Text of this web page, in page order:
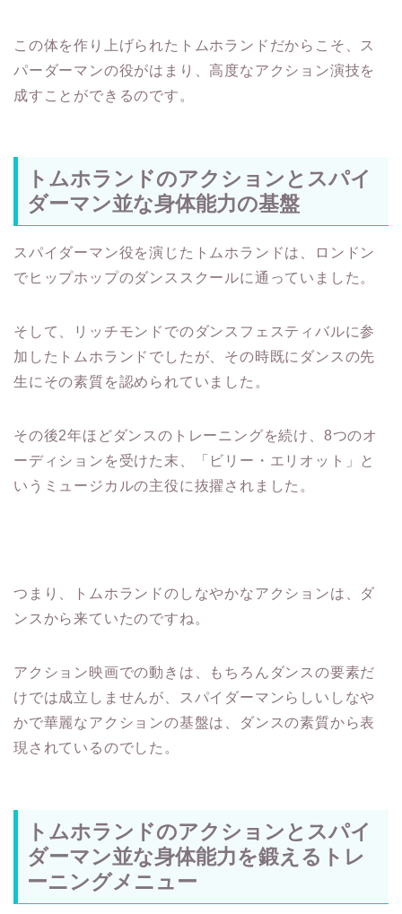
この体を作り上げられたトムホランドだからこそ、ス
パーダーマンの役がはまり、高度なアクション演技を
成すことができるのです。
トムホランドのアクションとスパイ
ダーマン並な身体能力の基盤
スパイダーマン役を演じたトムホランドは、ロンドン
でヒップホップのダンススクールに通っていました。
そして、リッチモンドでのダンスフェスティバルに参
加したトムホランドでしたが、その時既にダンスの先
生にその素質を認められていました。
その後2年ほどダンスのトレーニングを続け、8つのオ
ーディションを受けた末、「ビリー・エリオット」と
いうミュージカルの主役に抜擢されました。
つまり、トムホランドのしなやかなアクションは、ダ
ンスから来ていたのですね。
アクション映画での動きは、もちろんダンスの要素だ
けでは成立しませんが、スパイダーマンらしいしなや
かで華麗なアクションの基盤は、ダンスの素質から表
現されているのでした。
トムホランドのアクションとスパイ
ダーマン並な身体能力を鍛えるトレ
ーニングメニュー